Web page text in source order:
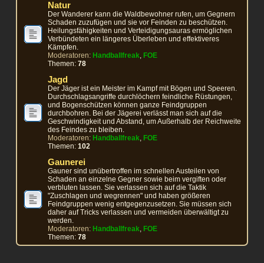
Natur
Der Wanderer kann die Waldbewohner rufen, um Gegnern
Schaden zuzufügen und sie vor Feinden zu beschützen.
Heilungsfähigkeiten und Verteidigungsauras ermöglichen
Verbündeten ein längeres Überleben und effektiveres
Kämpfen.
Moderatoren: Handballfreak, FOE
Themen:78
Jagd
Der Jäger ist ein Meister im Kampf mit Bögen und Speeren.
Durchschlagsangriffe durchlöchern feindliche Rüstungen,
und Bogenschützen können ganze Feindgruppen
durchbohren. Bei der Jägerei verlässt man sich auf die
Geschwindigkeit und Abstand, um Außerhalb der Reichweite
des Feindes zu bleiben.
Moderatoren: Handballfreak, FOE
Themen:102
Gaunerei
Gauner sind unübertroffen im schnellen Austeilen von
Schaden an einzelne Gegner sowie beim vergiften oder
verbluten lassen. Sie verlassen sich auf die Taktik
"Zuschlagen und wegrennen" und haben größeren
Feindgruppen wenig entgegenzusetzen. Sie müssen sich
daher auf Tricks verlassen und vermeiden überwältigt zu
werden.
Moderatoren: Handballfreak, FOE
Themen:78